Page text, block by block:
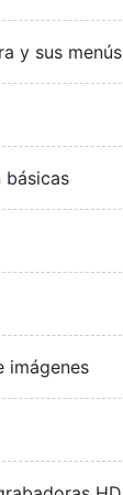
y sus menús
básicas
imágenes